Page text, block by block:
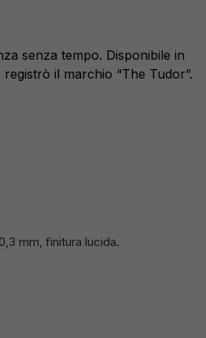
senza tempo. Disponibile in
il marchio “The Tudor”.
mm, finitura lucida.